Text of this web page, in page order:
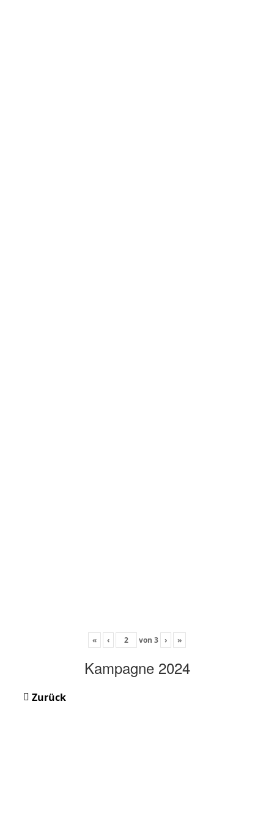
« ‹ von 3 › »
Kampagne 2024
Zurück